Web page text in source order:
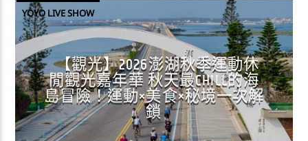
YOYO LIVE SHOW
【觀光】2026澎湖秋季運動休
閒觀光嘉年華 秋天最CHILL的海
島冒險！運動×美食×秘境一次解
鎖